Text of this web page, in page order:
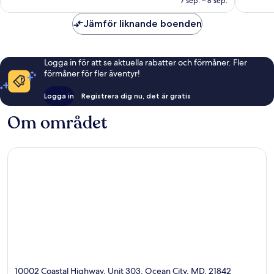
Jämför liknande boenden
Logga in för att se aktuella rabatter och förmåner. Fler
förmåner för fler äventyr!
Logga in Registrera dig nu, det är gratis
Om området
10002 Coastal Highway, Unit 303, Ocean City, MD, 21842